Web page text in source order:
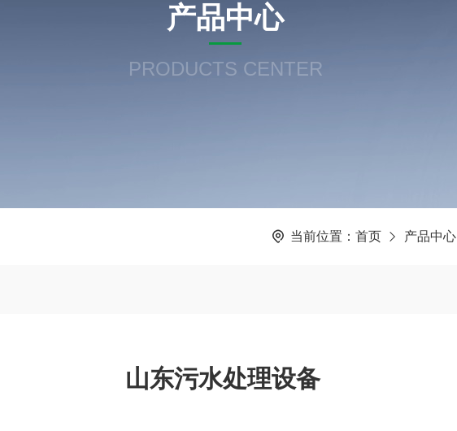
产品中心
PRODUCTS CENTER
当前位置： 首页 产品中心
山东污水处理设备